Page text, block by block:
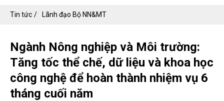
Tin tức Lãnh đạo Bộ NN&MT
Ngành Nông nghiệp và Môi trường:
Tăng tốc thể chế, dữ liệu và khoa học
công nghệ để hoàn thành nhiệm vụ 6
tháng cuối năm